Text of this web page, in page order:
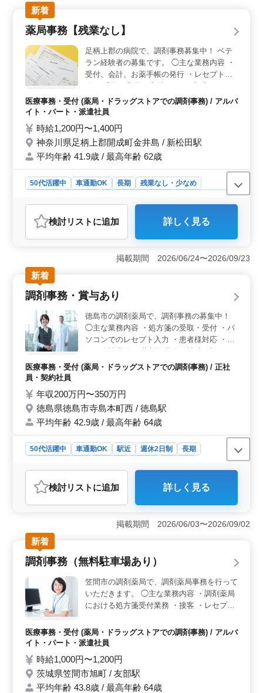
ており、正社員や契約社員として安心して長期的に働け
る職場です。 ＜通勤が便利＞ 駅近で通勤が楽な
上、マイカー通勤も可能なため、公共交通機関や車のい
ずれでもストレスなく通勤ができます。堺市で働く上
で、アクセスの良さは大きな魅力です。 ＜幅広い経
験者歓迎＞ 診療報酬請求の経験があれば、資格がなく
ても応募可能であり、ベテラン経験者やブランクがある
方も安心して応募できる環境です。経験を活かし、長く
活躍できる職場です。
新着
薬局事務【残業なし】
足柄上郡の病院で、調剤事務募集中！ ベテ
ラン経験者の募集です。 ◯主な業務内容 ・
受付、会計、お薬手帳の発行 ・レセプト業
点滴を病棟へ運搬 ・電話対応 ブランク
OK！お気軽にご応募ください！ ※週休2日
書・医療クラーク・病棟クラークなど、今ま
での経験を活かせる職場です！
医療事務・受付 (薬局・ドラッグストアでの調剤事務) / アルバ
イト・パート・派遣社員
時給1,200円〜1,400円
神奈川県足柄上郡開成町金井島 / 新松田駅
平均年齢 41.9歳 / 最高年齢 62歳
50代活躍中 車通勤OK 長期
残業なし・少なめ
医療事務・受付
おすすめポイント
＜経験を活かして働ける職場＞ 調剤事務やレセプト業
務の経験を活かせる環境が整っており、ベテランの方に
適しています。受付や会計、お薬手帳の発行など、幅広
い業務に携わるため、これまで培ったスキルをフル活用
できます。医療秘書やクラークの経験がある方にもおす
すめです。 ＜残業なしで働きやすい＞ この職場は
残業がなく、週休2日制を採用しているため、プライベー
立したい方にとって理想的な働き方ができます。ブラン
クがある方でも安心して応募できる点もポイントで
す。 ＜通勤しやすい環境＞ マイカー通勤が可能な
ため、公共交通機関に依存せず自分のペースで通勤でき
ます。また、駅からのアクセスも良好で、通勤ストレス
を軽減できます。50代のスタッフも活躍中の職場で、年
検討リスト に追加 詳しく見る
掲載期間 2026/06/24〜2026/09/23
新着
調剤事務・賞与あり
徳島市の調剤薬局で、調剤事務の募集中！
◯主な業務内容 ・処方箋の受取・受付 ・パ
ソコンでのレセプト入力 ・患者様対応 ・レ
OK！お気軽にご応募ください！ ＊10年、20
ンスタッフも活躍中です。 アットホームで
働きやすい職場です。
医療事務・受付 (薬局・ドラッグストアでの調剤事務) / 正社
員・契約社員
年収200万円〜350万円
徳島県徳島市寺島本町西 / 徳島駅
平均年齢 42.9歳 / 最高年齢 64歳
50代活躍中 車通勤OK 駅近 週休2日制
長期
おすすめポイント
＜アットホームで働きやすい環境＞ 社員同士の仲が良
く、シニア世代も活躍中の職場です。10年、20年と長期
で働くスタッフも多く、永年勤続表彰など社員を大切に
する制度があります。アットホームで安定した環境の
中、調剤事務の経験を活かしながら安心してキャリアを
築ける職場です。 ＜充実した福利厚生と休暇制度
＞ 賞与は年2回、前年度実績で計3.5ヶ月分としっかり
支給される点が魅力です。さらに、有給取得率は約80％
と高水準で、家庭やプライベートと両立した働き方が可
能です。育児休業や看護休暇の取得実績もあるため、ラ
イフステージの変化にも柔軟に対応できます。 ＜便
利な立地と通勤条件＞ 徳島駅から徒歩圏内の好立地
で、公共交通機関での通勤が便利です。車通勤も可能で
駐車場も完備されており、どんなライフスタイルの方で
も通勤しやすい環境が整っています。徳島市中心部とい
う立地の良さを活かし、通勤ストレスを軽減しながら快
適に働けます。
検討リスト に追加 詳しく見る
掲載期間 2026/06/03〜2026/09/02
新着
調剤事務（無料駐車場あり）
笠間市の調剤薬局で、調剤薬局事務を行って
いただきます。 ◯主な業務内容 ・調剤薬局
における処方箋受付業務 ・接客 ・レセプト
話対応 ・清掃 ◎ブランクがある方にはスタ
ッフが丁寧に指導いたしますので安心してご
談に応じます。 ◎マイカー通勤：無料駐車
場有り マイカー通勤OK！ 通勤ストレスも
少なく、快適に働ける職場です。
医療事務・受付 (薬局・ドラッグストアでの調剤事務) / アルバ
イト・パート・派遣社員
時給1,000円〜1,200円
茨城県笠間市旭町 / 友部駅
平均年齢 43.8歳 / 最高年齢 64歳